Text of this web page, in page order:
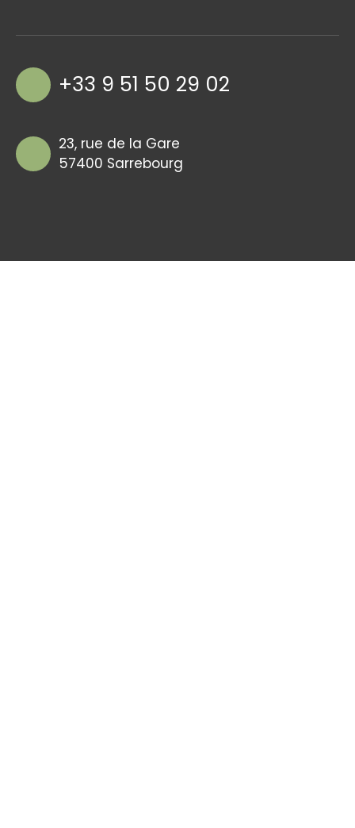
+33 9 51 50 29 02
23, rue de la Gare
57400 Sarrebourg